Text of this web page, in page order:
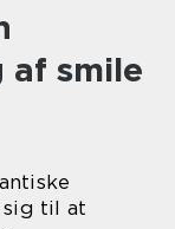
af smile
til at